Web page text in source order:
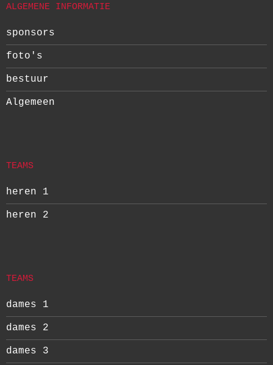
ALGEMENE INFORMATIE
sponsors
foto's
bestuur
Algemeen
TEAMS
heren 1
heren 2
TEAMS
dames 1
dames 2
dames 3